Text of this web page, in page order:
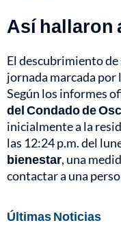
Así hallaron
El descubrimiento
jornada marcada por
Según los informes
del Condado de
inicialmente a la
las 12:24 p.m. del
bienestar, una
contactar a una
Últimas Noticias